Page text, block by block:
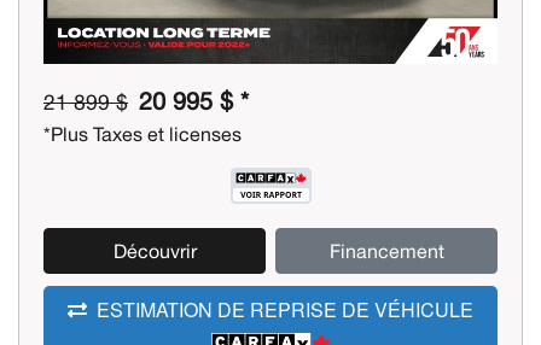
21 899 $ 20 995 $ *
*Plus Taxes et licenses
Découvrir Financement
ESTIMATION DE REPRISE DE VÉHICULE